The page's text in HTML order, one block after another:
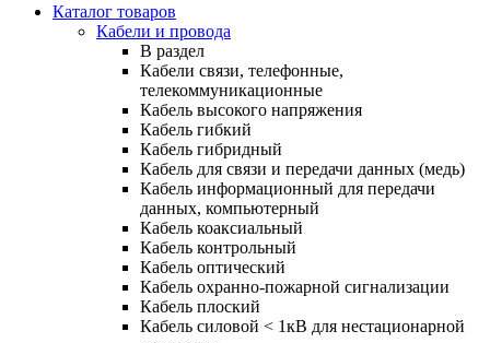
Каталог товаров
Кабели и провода
В раздел
Кабели связи, телефонные,
телекоммуникационные
Кабель высокого напряжения
Кабель гибкий
Кабель гибридный
Кабель для связи и передачи данных (медь)
Кабель информационный для передачи
данных, компьютерный
Кабель коаксиальный
Кабель контрольный
Кабель оптический
Кабель охранно-пожарной сигнализации
Кабель плоский
Кабель силовой < 1кВ для нестационарной